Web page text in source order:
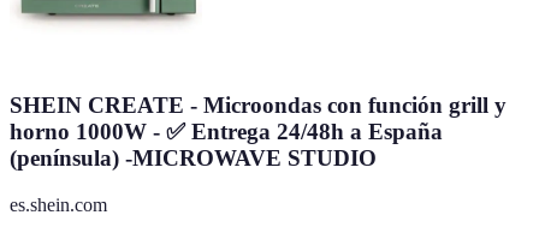
SHEIN CREATE - Microondas con función grill y
horno 1000W - ✅ Entrega 24/48h a España
(península) -MICROWAVE STUDIO
es.shein.com